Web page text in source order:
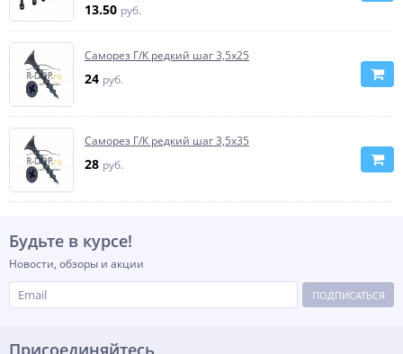
13.50 руб.
Саморез Г/К редкий шаг 3,5х25
24 руб.
Саморез Г/К редкий шаг 3,5х35
28 руб.
Будьте в курсе!
Новости, обзоры и акции
ПОДПИСАТЬСЯ
Присоединяйтесь